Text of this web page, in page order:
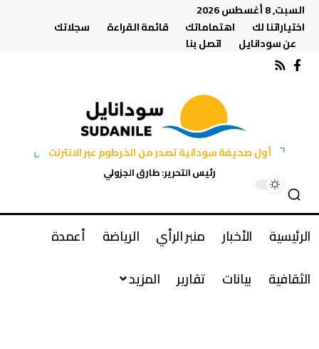
السبت, 8 أغسطس 2026
اختياراتنا لك
اهتماماتك قائمة القراءة
سجلاتك
عن سودانايل
اتصل بنا
أول صحيفة سودانية تصدر من الخرطوم عبر الانترنت
رئيس التحرير: طارق الجزولي
الرئيسية الأخبار منبر الرأي الرياضة
أعمدة
الثقافية
بيانات تقارير المزيد